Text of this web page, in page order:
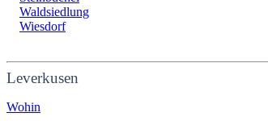
Waldsiedlung
Wiesdorf
Leverkusen
Wohin